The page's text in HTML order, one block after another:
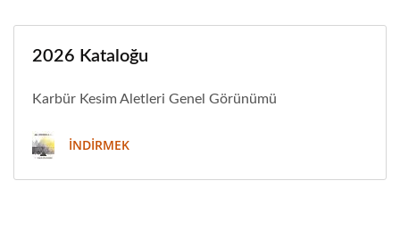
2026 Kataloğu
Karbür Kesim Aletleri Genel Görünümü
İNDIRMEK